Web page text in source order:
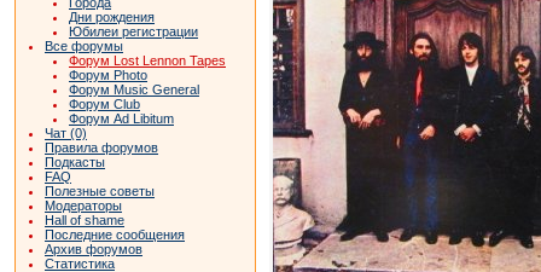
Дни рождения
Юбилеи регистрации
Все форумы
Форум Lost Lennon Tapes
Форум Photo
Форум Music General
Форум Club
Форум Ad Libitum
Чат (0)
Правила форумов
Подкасты
FAQ
Полезные советы
Модераторы
Hall of shame
Последние сообщения
Архив форумов
Статистика